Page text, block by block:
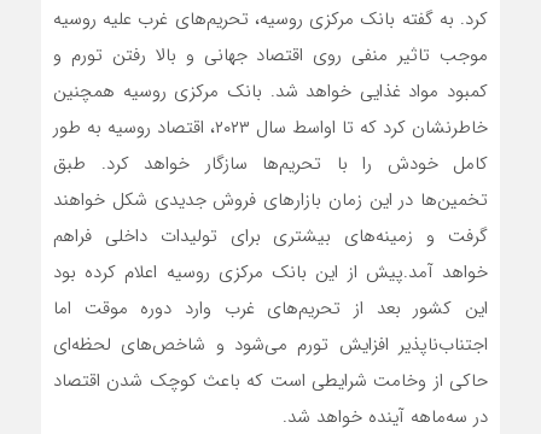
کرد. به گفته بانک مرکزی روسیه، تحریم‌‌‌های غرب علیه روسیه
موجب تاثیر منفی روی اقتصاد جهانی و بالا رفتن تورم و
کمبود مواد غذایی خواهد شد. بانک مرکزی روسیه همچنین
خاطرنشان کرد که تا اواسط سال ۲۰۲۳، اقتصاد روسیه به طور
کامل خودش را با تحریم‌‌‌ها سازگار خواهد کرد. طبق
تخمین‌‌‌ها در این زمان بازارهای فروش جدیدی شکل خواهند
گرفت و زمینه‌‌‌های بیشتری برای تولیدات داخلی فراهم
خواهد آمد.پیش از این بانک مرکزی روسیه اعلام کرده بود
این کشور بعد از تحریم‌‌‌های غرب وارد دوره موقت اما
اجتناب‌‌‌ناپذیر افزایش تورم می‌شود و شاخص‌‌‌های لحظه‌‌‌ای
حاکی از وخامت شرایطی است که باعث کوچک شدن اقتصاد
در سه‌ماهه آینده خواهد شد.